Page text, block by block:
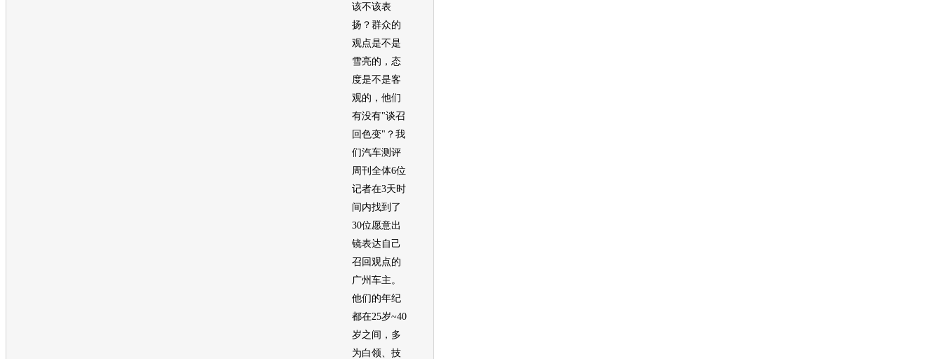
该不该表
扬？群众的
观点是不是
雪亮的，态
度是不是客
观的，他们
有没有"谈召
回 色变"？我
们汽车测评
周刊全体6位
记者在3天时
间内找到了
30位愿意出
镜表达自己
召回 观点的
广州车主。
他们的年纪
都在25岁~40
岁之间，多
为白领、技